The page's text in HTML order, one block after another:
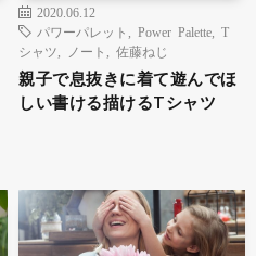
2020.06.12
パワーパレット
Power Palette
T
シャツ
ノート 佐藤ねじ
親子で息抜きに着て遊んでほ
しい書ける描けるTシャツ